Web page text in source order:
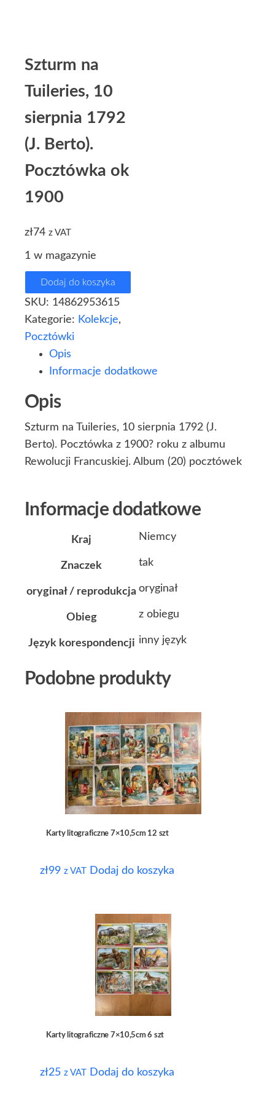
Szturm na
Tuileries, 10
sierpnia 1792
(J. Berto).
Pocztówka ok
1900
zł74 z VAT
1 w magazynie
Dodaj do koszyka
SKU: 14862953615
Kategorie: Kolekcje,
Pocztówki
Opis
Informacje dodatkowe
Opis
Szturm na Tuileries, 10 sierpnia 1792 (J.
Berto). Pocztówka z 1900? roku z albumu
Rewolucji Francuskiej. Album (20) pocztówek
Informacje dodatkowe
Kraj Niemcy
Znaczek tak
oryginał / reprodukcja oryginał
Obieg z obiegu
Język korespondencji inny język
Podobne produkty
Karty litograficzne 7×10,5cm 12 szt
zł99 z VAT Dodaj do koszyka
Karty litograficzne 7×10,5cm 6 szt
zł25 z VAT Dodaj do koszyka